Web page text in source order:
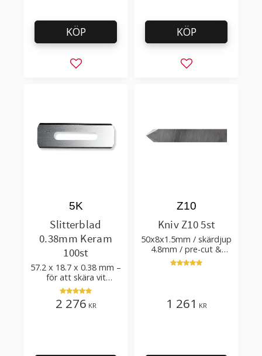
Lägg till i favoriter
KÖP
Lägg till i
KÖP
Slitterblad
0.38mm Keram
100st
57.2 x 18.7 x 0.38 mm –
för att skära vit
plastfilm med tillsatser
5K
2 276 KR
Kniv Z10 5st
50x8x1.5mm / skärdjup
4.8mm / pre-cut &
post-cut 0.84xTm /
skärvinkel 50°
Z10
1 261 KR